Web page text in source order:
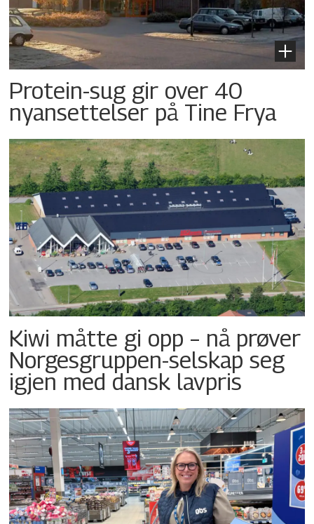
Protein-sug gir over 40
nyansettelser på Tine Frya
Kiwi måtte gi opp – nå prøver
Norgesgruppen-selskap seg
igjen med dansk lavpris